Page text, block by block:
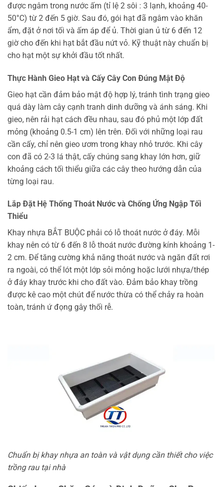
được ngâm trong nước ấm (tỉ lệ 2 sôi : 3 lạnh, khoảng 40-
50°C) từ 2 đến 5 giờ. Sau đó, gói hạt đã ngâm vào khăn
ẩm, đặt ở nơi tối và ấm áp để ủ. Thời gian ủ từ 6 đến 12
giờ cho đến khi hạt bắt đầu nứt vỏ. Kỹ thuật này chuẩn bị
cho hạt một sự khởi đầu tốt nhất.
Thực Hành Gieo Hạt và Cấy Cây Con Đúng Mật Độ
Gieo hạt cần đảm bảo mật độ hợp lý, tránh tình trạng gieo
quá dày làm cây cạnh tranh dinh dưỡng và ánh sáng. Khi
gieo, nên rải hạt cách đều nhau, sau đó phủ một lớp đất
mỏng (khoảng 0.5-1 cm) lên trên. Đối với những loại rau
cần cấy, chỉ nên gieo ươm trong khay nhỏ trước. Khi cây
con đã có 2-3 lá thật, cấy chúng sang khay lớn hơn, giữ
khoảng cách tối thiểu giữa các cây theo hướng dẫn của
từng loại rau.
Lắp Đặt Hệ Thống Thoát Nước và Chống Ứng Ngập Tối
Thiểu
Khay nhựa BẮT BUỘC phải có lỗ thoát nước ở đáy. Mỗi
khay nên có từ 6 đến 8 lỗ thoát nước đường kính khoảng 1-
2 cm. Để tăng cường khả năng thoát nước và ngăn đất rơi
ra ngoài, có thể lót một lớp sỏi mỏng hoặc lưới nhựa/thép
ở đáy khay trước khi cho đất vào. Đảm bảo khay trồng
được kê cao một chút để nước thừa có thể chảy ra hoàn
toàn, tránh ứ đọng gây thối rễ.
Chuẩn bị khay nhựa an toàn và vật dụng cần thiết cho việc
trồng rau tại nhà